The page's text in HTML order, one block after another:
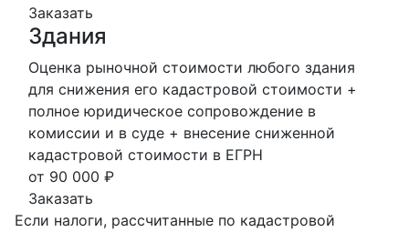
Заказать
Здания
Оценка рыночной стоимости любого здания
для снижения его кадастровой стоимости +
полное юридическое сопровождение в
комиссии и в суде + внесение сниженной
кадастровой стоимости в ЕГРН
от 90 000 ₽
Заказать
Если налоги, рассчитанные по кадастровой